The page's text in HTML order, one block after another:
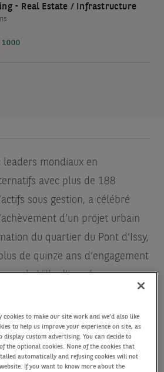
- Real Estate / Infrastructure
leaders mondiaux en
avec plus de 188
sous gestion, a célébré
d’un projet urbain
du quartier du Pont d’Issy,
de quinze ans d’engagement
la Ville d’Issy-les-
investisseur et développeur
clients, en partenariat avec
délégué, Loci Anima
cookies to make our site work and we'd also like
to help us improve your experience on site, as
display custom advertising. You can decide to
the optional cookies. None of the cookies that
automatically and refusing cookies will not
If you want to know more about the